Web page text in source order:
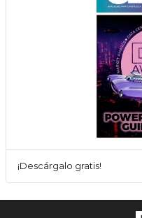
¡Descárgalo gratis!